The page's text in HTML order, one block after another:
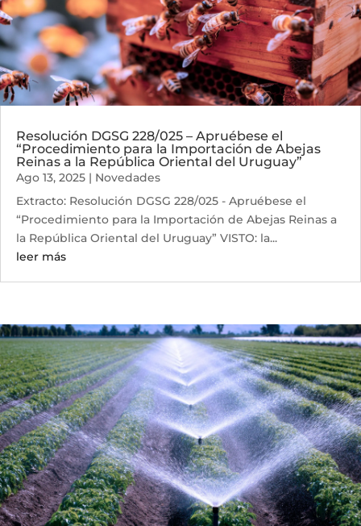
Resolución DGSG 228/025 – Apruébese el
“Procedimiento para la Importación de Abejas
Reinas a la República Oriental del Uruguay”
Ago 13, 2025 | Novedades
Extracto: Resolución DGSG 228/025 - Apruébese el
“Procedimiento para la Importación de Abejas Reinas a
la República Oriental del Uruguay” VISTO: la...
leer más